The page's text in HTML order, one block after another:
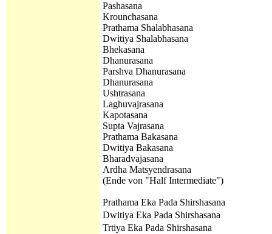
Pashasana
Krounchasana
Prathama Shalabhasana
Dwitiya Shalabhasana
Bhekasana
Dhanurasana
Parshva Dhanurasana
Dhanurasana
Ushtrasana
Laghuvajrasana
Kapotasana
Supta Vajrasana
Prathama Bakasana
Dwitiya Bakasana
Bharadvajasana
Ardha Matsyendrasana
(Ende von "Half Intermediate")
Prathama Eka Pada Shirshasana
Dwitiya Eka Pada Shirshasana
Trtiya Eka Pada Shirshasana